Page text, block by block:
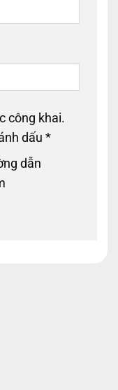
công khai.
dấu *
dẫn